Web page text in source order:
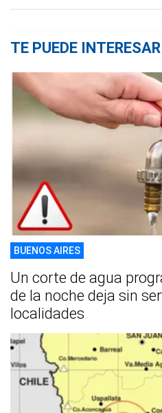
TE PUEDE INTERESAR
BUENOS AIRES
Un corte de agua
de la noche deja sin
localidades